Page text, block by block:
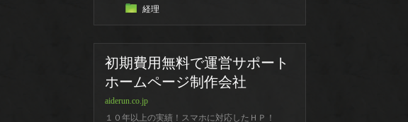
経理
初期費用無料で運営サポート
ホームページ制作会社
aiderun.co.jp
１０年以上の実績！スマホに対応したＨＰ！